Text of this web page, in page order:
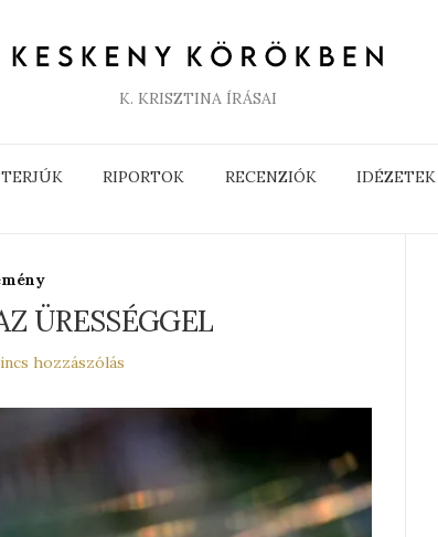
K. KRISZTINA ÍRÁSAI
RIPORTOK RECENZIÓK IDÉZETEK
ÜRESSÉGGEL
hozzászólás